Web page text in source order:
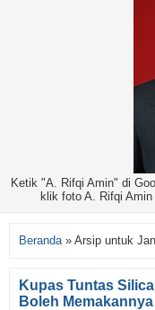
Ketik "A. Rifqi Amin" di
klik foto A. Rifqi Amin
Beranda » Arsip untuk
Kupas Tuntas
Boleh Memakannya